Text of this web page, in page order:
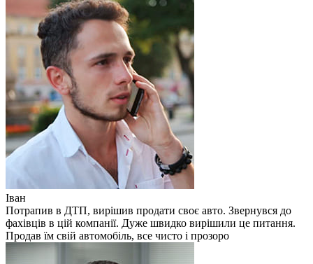
Іван
Потрапив в ДТП, вирішив продати своє авто. Звернувся до
фахівців в цій компанії. Дуже швидко вирішили це питання.
Продав їм свій автомобіль, все чисто і прозоро